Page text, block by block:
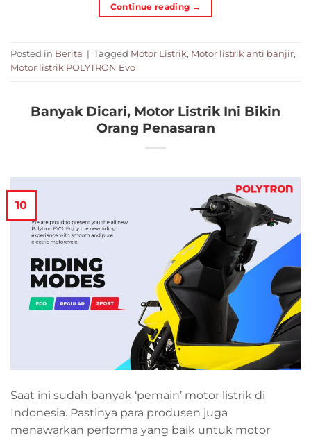
Continue reading →
Posted in Berita | Tagged Motor Listrik, Motor listrik anti banjir,
Motor listrik POLYTRON Evo
Banyak Dicari, Motor Listrik Ini Bikin
Orang Penasaran
10
Saat ini sudah banyak ‘pemain’ motor listrik di
Indonesia. Pastinya para produsen juga
menawarkan performa yang baik untuk motor